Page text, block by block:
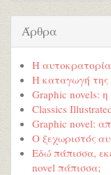
Άρθρα
Η αυτοκρατορία
Η καταγωγή της
Graphic novels:
Classics
Graphic novel:
Ο ξεχωριστός
Εδώ πάπισσα,
novel πάπισσα;